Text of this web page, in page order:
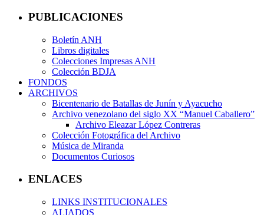
PUBLICACIONES
Boletín ANH
Libros digitales
Colecciones Impresas ANH
Colección BDJA
FONDOS
ARCHIVOS
Bicentenario de Batallas de Junín y Ayacucho
Archivo venezolano del siglo XX “Manuel Caballero”
Archivo Eleazar López Contreras
Colección Fotográfica del Archivo
Música de Miranda
Documentos Curiosos
ENLACES
LINKS INSTITUCIONALES
ALIADOS